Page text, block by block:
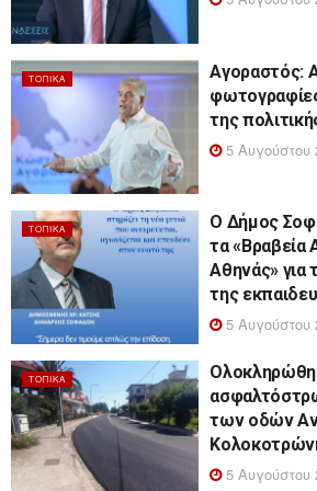
ΤΟΠΙΚΆ
Αγοραστός:
της
5 Αυγούστου
ΤΟΠΙΚΆ
Ο Δήμος
τα «Βραβεία
Αθηνάς» για
της
5 Αυγούστου
ΤΟΠΙΚΆ
των οδών
5 Αυγούστου